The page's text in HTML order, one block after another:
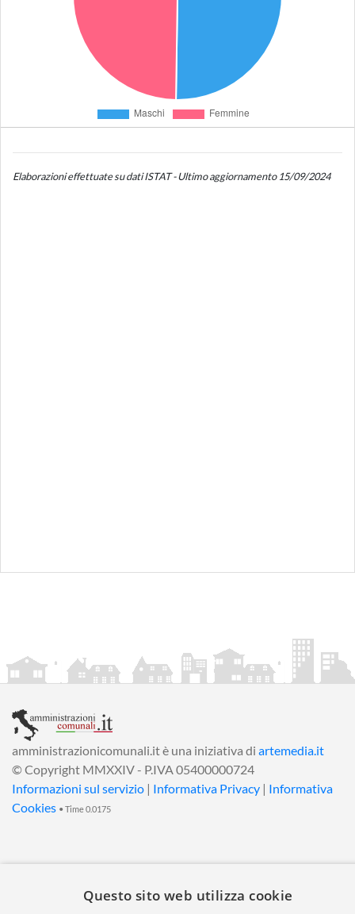
Elaborazioni effettuate su dati ISTAT - Ultimo aggiornamento 15/09/2024
amministrazionicomunali.it è una iniziativa di artemedia.it
© Copyright MMXXIV - P.IVA 05400000724
Informazioni sul servizio | Informativa Privacy | Informativa
Cookies • Time 0.0175
Questo sito web utilizza cookie